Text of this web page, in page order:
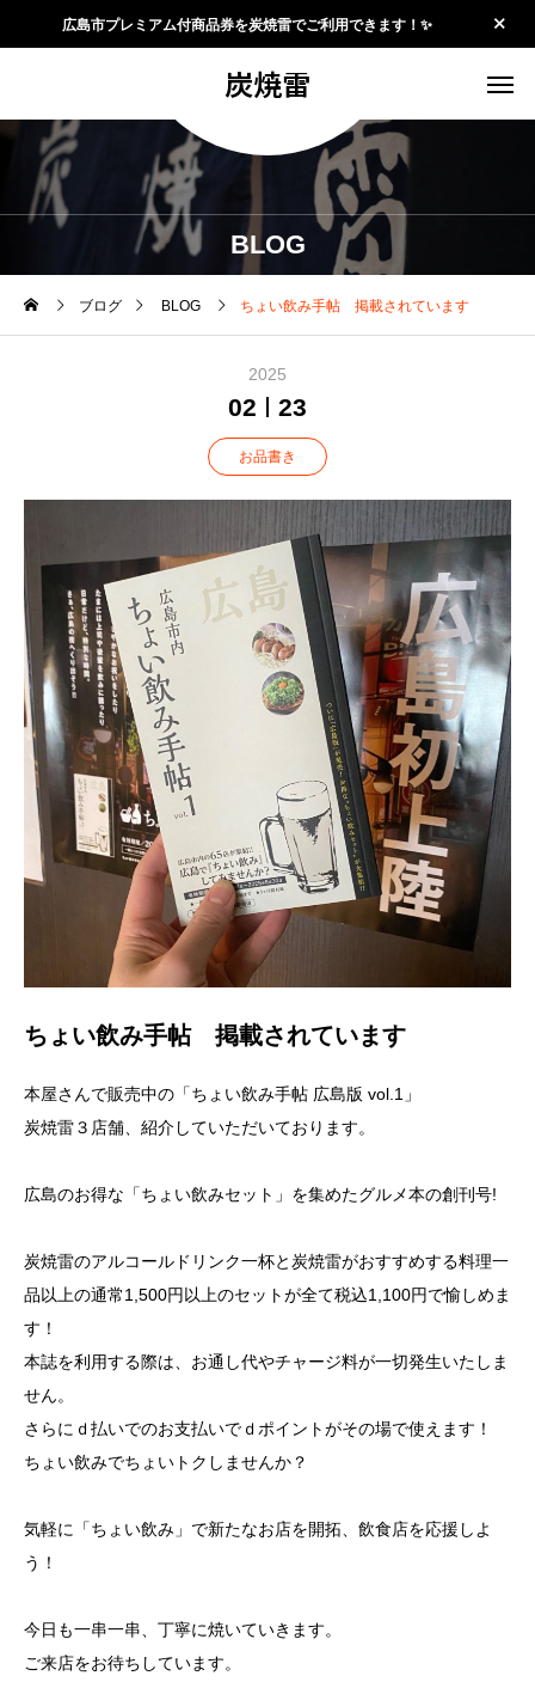
広島市プレミアム付商品券を炭焼雷でご利用できます！✨
炭焼雷
BLOG
ブログ BLOG ちょい飲み手帖 掲載されています
2025
02 23
お品書き
ちょい飲み手帖 掲載されています
本屋さんで販売中の「ちょい飲み手帖 広島版 vol.1」
炭焼雷３店舗、紹介していただいております。
広島のお得な「ちょい飲みセット」を集めたグルメ本の創刊号!
炭焼雷のアルコールドリンク一杯と炭焼雷がおすすめする料理一
品以上の通常1,500円以上のセットが全て税込1,100円で愉しめま
す！
本誌を利用する際は、お通し代やチャージ料が一切発生いたしま
せん。
さらにｄ払いでのお支払いでｄポイントがその場で使えます！
ちょい飲みでちょいトクしませんか？
気軽に「ちょい飲み」で新たなお店を開拓、飲食店を応援しよ
う！
今日も一串一串、丁寧に焼いていきます。
ご来店をお待ちしています。